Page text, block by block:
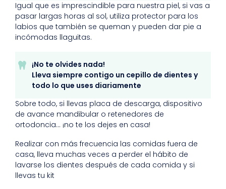
Igual que es imprescindible para nuestra piel, si vas a
pasar largas horas al sol, utiliza protector para los
labios que también se queman y pueden dar pie a
incómodas llaguitas.
¡No te olvides nada!
Lleva siempre contigo un cepillo de dientes y
todo lo que uses diariamente
Sobre todo, si llevas placa de descarga, dispositivo
de avance mandibular o retenedores de
ortodoncia… ¡no te los dejes en casa!
Realizar con más frecuencia las comidas fuera de
casa, lleva muchas veces a perder el hábito de
lavarse los dientes después de cada comida y si
llevas tu kit